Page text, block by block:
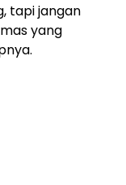
tapi jangan
yang